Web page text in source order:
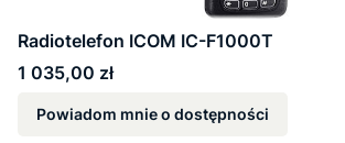
Radiotelefon ICOM IC-F1000T
Cena
1 035,00 zł
Powiadom mnie o dostępności